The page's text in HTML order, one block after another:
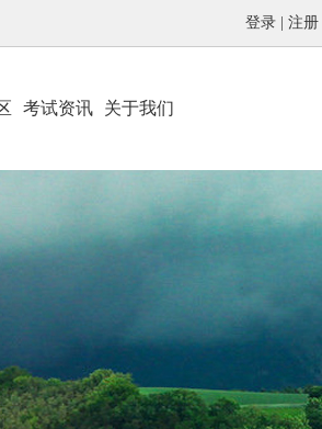
登录 注册
考试资讯 关于我们